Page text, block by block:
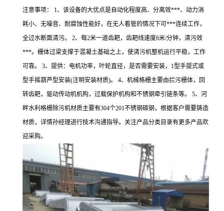
注意事项： 1、该设备的大优点是自动化程度高、分离效***、动力消
耗小、无噪音、耐腐蚀性能好，在无人看管的情况下可***连续工作，
全过水断面清污。 2、每2米一道齿耙，齿耙线速度6米/分钟，清污效
***。栅体过梁支撑于混凝土基础之上，使清污机整机运行平稳，工作
可靠。 3、提供：电机功率，叶轮直径，是否需要安装，1型手提式或
型手摇葫芦型安装(注明安装材质)。 4、机械格栅主要由拦污栅体，回
转齿耙，驱动传动机机构，过载保护机构和不锈钢牵引链条等。 5、河
畔水利格栅除污机材质主要有304个201不锈钢碳钢，根据客户需要铸造
材质，详情孙经理进行技术沟通指导。关注产品分类目录有更多产品欢
迎采购。